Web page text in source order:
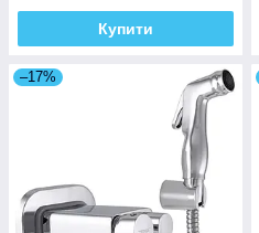
Купити
–17%